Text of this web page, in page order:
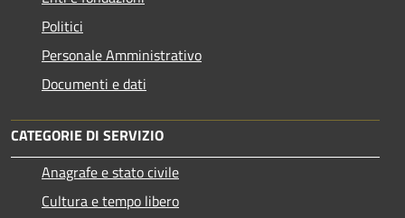
Politici
Personale Amministrativo
Documenti e dati
CATEGORIE DI SERVIZIO
Anagrafe e stato civile
Cultura e tempo libero